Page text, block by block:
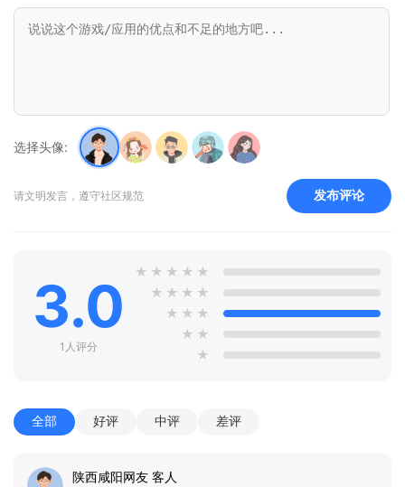
选择头像:
请文明发言，遵守社区规范 发布评论
3.0
1人评分
★ ★ ★ ★ ★
★ ★ ★ ★
★ ★ ★
★ ★
★
全部 好评 中评 差评
陕西咸阳网友 客人